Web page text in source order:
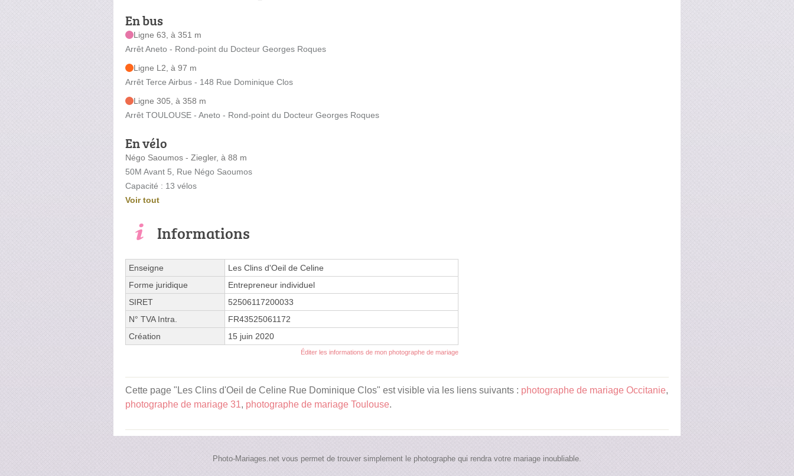
En bus
Ligne 63, à 351 m
Arrêt Aneto - Rond-point du Docteur Georges Roques
Ligne L2, à 97 m
Arrêt Terce Airbus - 148 Rue Dominique Clos
Ligne 305, à 358 m
Arrêt TOULOUSE - Aneto - Rond-point du Docteur Georges Roques
En vélo
Négo Saoumos - Ziegler, à 88 m
50M Avant 5, Rue Négo Saoumos
Capacité : 13 vélos
Voir tout
Informations
Enseigne
Les Clins d'Oeil de Celine
Forme juridique
Entrepreneur individuel
SIRET
52506117200033
N° TVA Intra.
FR43525061172
Création
15 juin 2020
Éditer les informations de mon photographe de mariage
Cette page "Les Clins d'Oeil de Celine Rue Dominique Clos" est visible via les liens suivants : photographe de mariage Occitanie,
photographe de mariage 31, photographe de mariage Toulouse.
Photo-Mariages.net vous permet de trouver simplement le photographe qui rendra votre mariage inoubliable.